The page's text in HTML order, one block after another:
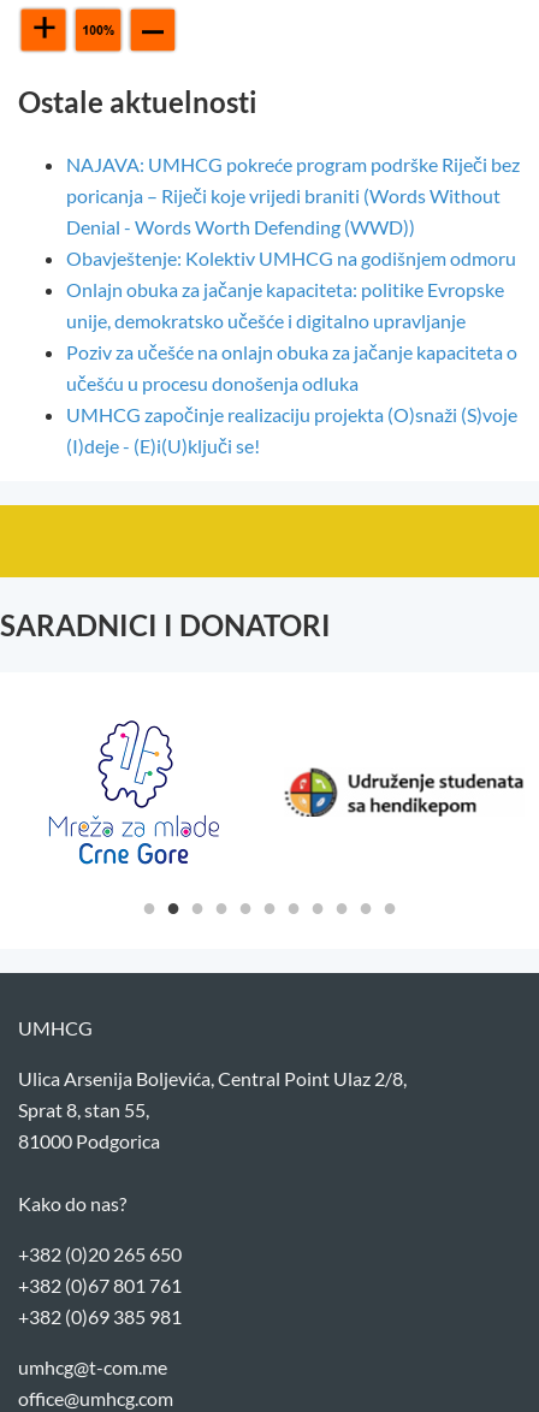
Ostale aktuelnosti
NAJAVA: UMHCG pokreće program podrške Riječi bez
poricanja – Riječi koje vrijedi braniti (Words Without
Denial - Words Worth Defending (WWD))
Obavještenje: Kolektiv UMHCG na godišnjem odmoru
Onlajn obuka za jačanje kapaciteta: politike Evropske
unije, demokratsko učešće i digitalno upravljanje
Poziv za učešće na onlajn obuka za jačanje kapaciteta o
učešću u procesu donošenja odluka
UMHCG započinje realizaciju projekta (O)snaži (S)voje
(I)deje - (E)i(U)ključi se!
SARADNICI I DONATORI
UMHCG
Ulica Arsenija Boljevića, Central Point Ulaz 2/8,
Sprat 8, stan 55,
81000 Podgorica
Kako do nas?
+382 (0)20 265 650
+382 (0)67 801 761
+382 (0)69 385 981
umhcg@t-com.me
office@umhcg.com